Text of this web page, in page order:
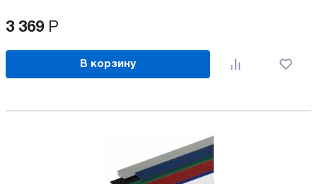
3 369 Р
В корзину